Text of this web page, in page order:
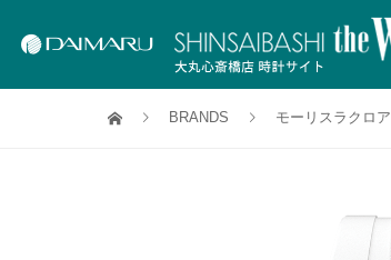
BRANDS モーリスラクロア